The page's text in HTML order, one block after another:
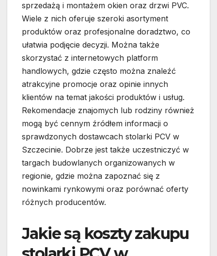
sprzedażą i montażem okien oraz drzwi PVC.
Wiele z nich oferuje szeroki asortyment
produktów oraz profesjonalne doradztwo, co
ułatwia podjęcie decyzji. Można także
skorzystać z internetowych platform
handlowych, gdzie często można znaleźć
atrakcyjne promocje oraz opinie innych
klientów na temat jakości produktów i usług.
Rekomendacje znajomych lub rodziny również
mogą być cennym źródłem informacji o
sprawdzonych dostawcach stolarki PCV w
Szczecinie. Dobrze jest także uczestniczyć w
targach budowlanych organizowanych w
regionie, gdzie można zapoznać się z
nowinkami rynkowymi oraz porównać oferty
różnych producentów.
Jakie są koszty zakupu